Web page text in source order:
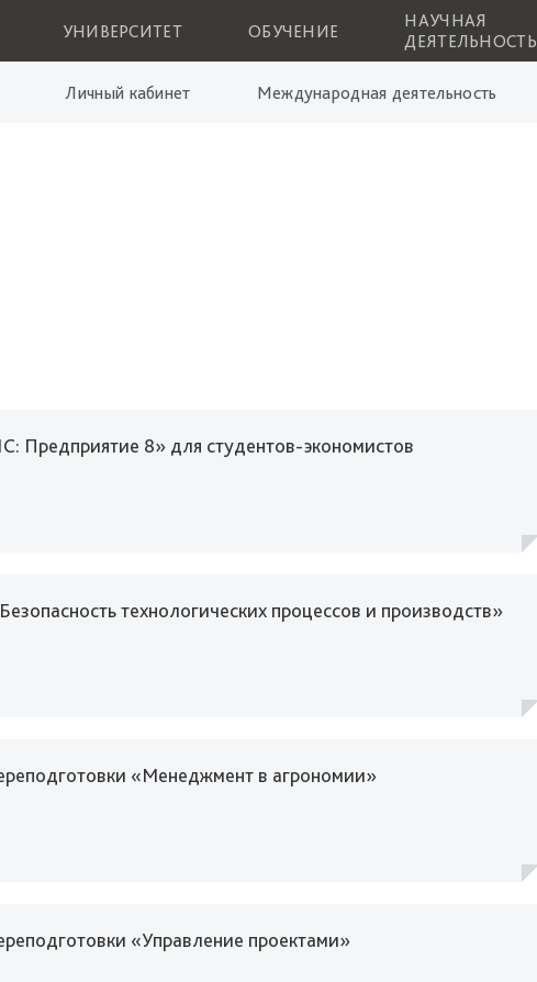
УНИВЕРСИТЕТ ОБУЧЕНИЕ
НАУЧНАЯ
ДЕЯТЕЛЬНОСТЬ
Личный кабинет Международная деятельность
Предприятие 8» для студентов-экономистов
технологических процессов и производств»
«Менеджмент в агрономии»
«Управление проектами»